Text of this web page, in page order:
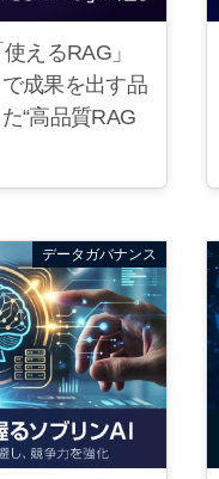
えるRAG」
成果を出す品
“高品質RAG
データガバナンス